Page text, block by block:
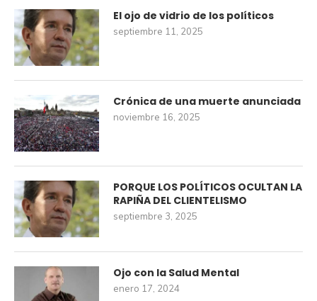
El ojo de vidrio de los políticos
septiembre 11, 2025
Crónica de una muerte anunciada
noviembre 16, 2025
PORQUE LOS POLÍTICOS OCULTAN LA
RAPIÑA DEL CLIENTELISMO
septiembre 3, 2025
Ojo con la Salud Mental
enero 17, 2024